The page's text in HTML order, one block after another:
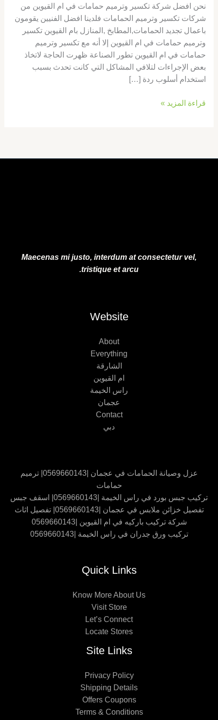
نحن افضل شركة تكسير وترميم حمامات في ام القيوين من
شركات تكسير وترميم الحمامات فلدينا افضل الفنيين يقومون
باعمال تجديد الحمامات,المطابخ ,المنازل بام القيوين تكسير
وترميم حمامات في ام القيوين إلا أنه مع تكسير وترميم
حمامات في ام القيوين تطور الصناعة ظهرت الحاجة لاتخاذ
بعض الإجراءات لتلافي المشاكل التي كانت تحدث بسبب
استخدام أسلوب ردة […]
قراءة المزيد »
Maecenas mi justo, interdum at consectetur vel,
tristique et arcu.
Website
About
Everything
الشارقة
ام القيوين
راس الخيمة
عجمان
Contact
دبي
عزل وصيانة الحمامات في عجمان |0569660143| ترميم
حمامات
تركيب جبس بورد في راس الخيمة |0569660143| اسقف جبس
تفصيل خزائن ملابس في عجمان |0569660143| تفصيل اثاث
شركة تركيب باركيه في ام القيوين |0569660143
تركيب ورق جدران في راس الخيمة |0569660143
Quick Links
Know More About Us
Visit Store
Let’s Connect
Locate Stores
Site Links
Privacy Policy
Shipping Details
Offers Coupons
Terms & Conditions